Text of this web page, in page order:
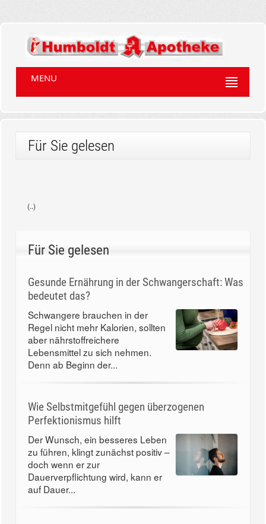
MENU
Für Sie gelesen
(..)
Für Sie gelesen
Gesunde Ernährung in der Schwangerschaft: Was
bedeutet das?
Schwangere brauchen in der
Regel nicht mehr Kalorien, sollten
aber nährstoffreichere
Lebensmittel zu sich nehmen.
Denn ab Beginn der...
Wie Selbstmitgefühl gegen überzogenen
Perfektionismus hilft
Der Wunsch, ein besseres Leben
zu führen, klingt zunächst positiv –
doch wenn er zur
Dauerverpflichtung wird, kann er
auf Dauer...